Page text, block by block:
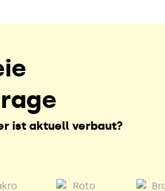
ist aktuell verbaut?